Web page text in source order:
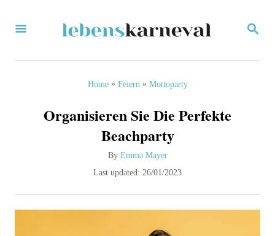
S
Home» Feiern » Mottoparty
Organisieren Sie Die Perfekte
Beachparty
By A
u
h
o
Emma Mayer
PLast updated: 26/01/2023